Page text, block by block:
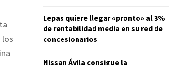
Lepas quiere llegar «pronto» al 3%
de rentabilidad media en su red de
concesionarios
Nissan Ávila consigue la